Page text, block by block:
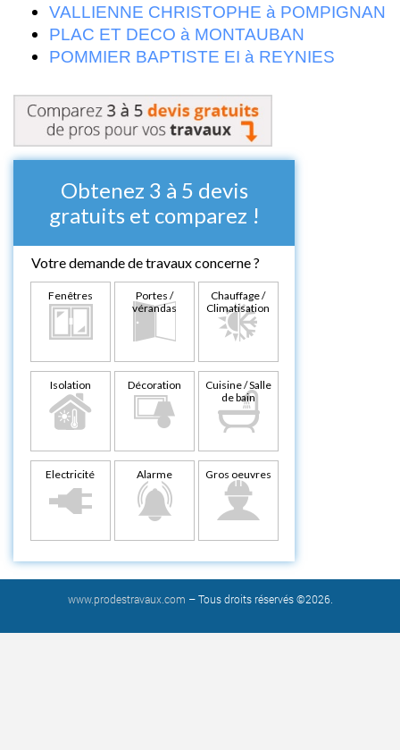
VALLIENNE CHRISTOPHE à POMPIGNAN
PLAC ET DECO à MONTAUBAN
POMMIER BAPTISTE EI à REYNIES
Obtenez 3 à 5 devis
gratuits et comparez !
Votre demande de travaux concerne ?
Fenêtres
Portes /
vérandas
Chauffage /
Climatisation
Isolation Décoration
Cuisine / Salle
de bain
Electricité Alarme Gros oeuvres
www.prodestravaux.com – Tous droits réservés ©2026.